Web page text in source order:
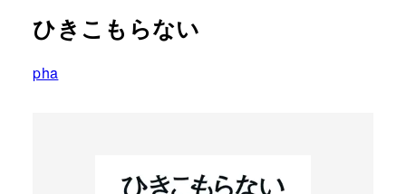
ひきこもらない
pha